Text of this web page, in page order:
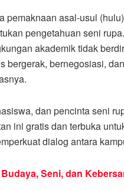
pemaknaan asal-usul
pengetahuan seni
akademik tidak
bergerak, bernegosiasi,
dan pencinta seni
ini gratis dan terbuka
dialog antara
Seni, dan